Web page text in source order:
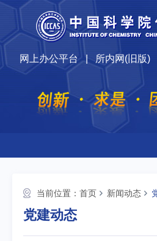
网上办公平台|所内网(旧版)
当前位置： 首页 新闻动态
党建动态